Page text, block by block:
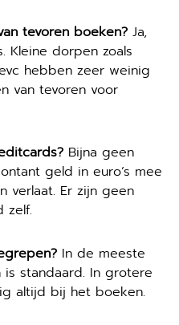
tevoren boeken?Ja,
Kleine dorpen zoals
hebben zeer weinig
van tevoren voor
Bijna geen
geld in euro’s mee
verlaat. Er zijn geen
zelf.
In de meeste
standaard. In grotere
altijd bij het boeken.